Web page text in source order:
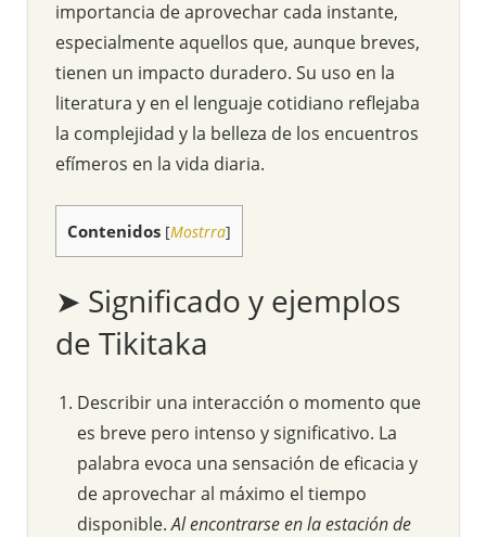
importancia de aprovechar cada instante,
especialmente aquellos que, aunque breves,
tienen un impacto duradero. Su uso en la
literatura y en el lenguaje cotidiano reflejaba
la complejidad y la belleza de los encuentros
efímeros en la vida diaria.
Contenidos [Mostrra]
➤ Significado y ejemplos
de Tikitaka
Describir una interacción o momento que
es breve pero intenso y significativo. La
palabra evoca una sensación de eficacia y
de aprovechar al máximo el tiempo
disponible.Al encontrarse en la estación de